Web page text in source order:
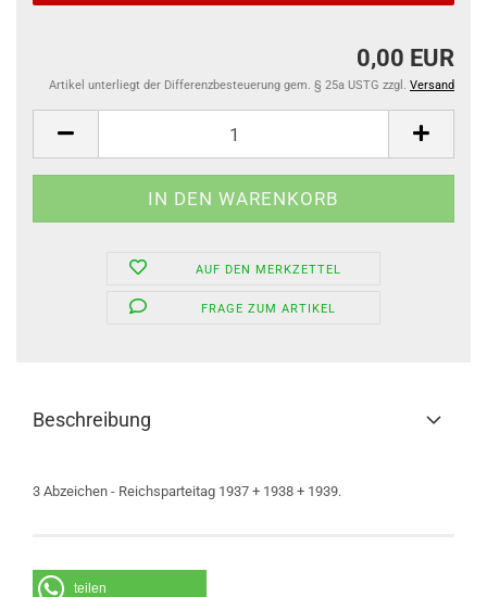
0,00 EUR
Artikel unterliegt der Differenzbesteuerung gem. § 25a USTG zzgl. Versand
AUF DEN MERKZETTEL
FRAGE ZUM ARTIKEL
Beschreibung
3 Abzeichen - Reichsparteitag 1937 + 1938 + 1939.
teilen